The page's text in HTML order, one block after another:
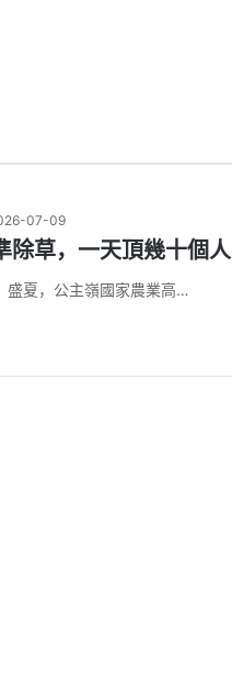
07-09
除草，一天頂幾十個人
盛夏，公主嶺國家農業高…